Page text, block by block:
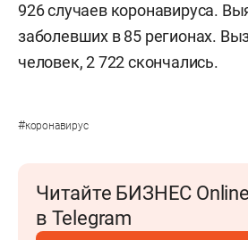
926 случаев коронавируса.
заболевших в 85 регионах.
человек, 2 722 скончались.
#коронавирус
Читайте БИЗНЕС Online
в Telegram